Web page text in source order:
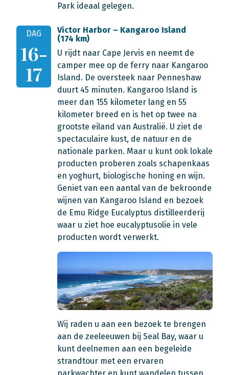
Park ideaal gelegen.
DAG
16-
17
Victor Harbor – Kangaroo Island
(174 km)
U rijdt naar Cape Jervis en neemt de
camper mee op de ferry naar Kangaroo
Island. De oversteek naar Penneshaw
duurt 45 minuten. Kangaroo Island is
meer dan 155 kilometer lang en 55
kilometer breed en is het op twee na
grootste eiland van Australië. U ziet de
spectaculaire kust, de natuur en de
nationale parken. Maar u kunt ook lokale
producten proberen zoals schapenkaas
en yoghurt, biologische honing en wijn.
Geniet van een aantal van de bekroonde
wijnen van Kangaroo Island en bezoek
de Emu Ridge Eucalyptus distilleerderij
waar u ziet hoe eucalyptusolie in vele
producten wordt verwerkt.
Wij raden u aan een bezoek te brengen
aan de zeeleeuwen bij Seal Bay, waar u
kunt deelnemen aan een begeleide
strandtour met een ervaren